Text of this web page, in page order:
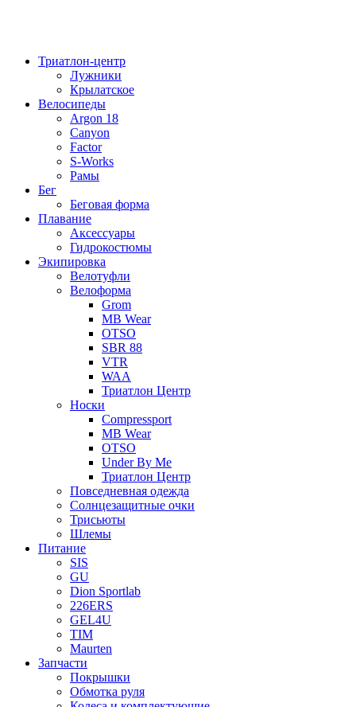
Триатлон-центр
Лужники
Крылатское
Велосипеды
Argon 18
Canyon
Factor
S-Works
Рамы
Бег
Беговая форма
Плавание
Аксессуары
Гидрокостюмы
Экипировка
Велотуфли
Велоформа
Grom
MB Wear
OTSO
SBR 88
VTR
WAA
Триатлон Центр
Носки
Compressport
MB Wear
OTSO
Under By Me
Триатлон Центр
Повседневная одежда
Солнцезащитные очки
Трисьюты
Шлемы
Питание
SIS
GU
Dion Sportlab
226ERS
GEL4U
TIM
Maurten
Запчасти
Покрышки
Обмотка руля